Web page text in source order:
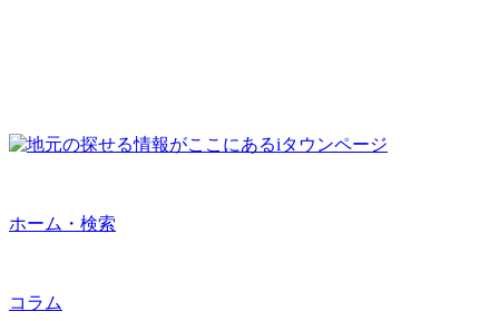
ホーム・検索
コラム